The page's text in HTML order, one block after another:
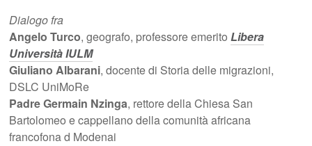
Dialogo fra
Angelo Turco, geografo, professore emeritoLibera
Università IULM
Giuliano Albarani, docente di Storia delle migrazioni,
DSLC UniMoRe
Padre Germain Nzinga, rettore della Chiesa San
Bartolomeo e cappellano della comunità africana
francofona d Modenai